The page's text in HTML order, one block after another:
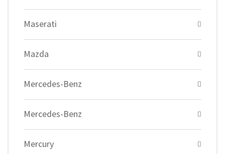
Maserati
Mazda
Mercedes-Benz
Mercedes-Benz
Mercury